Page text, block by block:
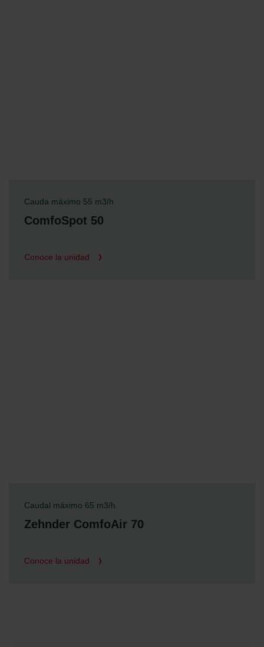
Cauda máximo 55 m3/h
ComfoSpot 50
Conoce la unidad
Caudal máximo 65 m3/h
Zehnder ComfoAir 70
Conoce la unidad